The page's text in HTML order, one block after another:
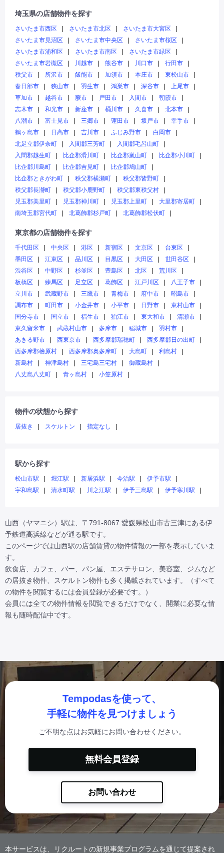
埼玉県の店舗物件を探す
さいたま市西区 さいたま市北区
さいたま市大宮区
さいたま市見沼区
さいたま市中央区
さいたま市桜区
さいたま市浦和区
さいたま市南区
さいたま市緑区
さいたま市岩槻区
川越市 熊谷市 川口市
行田市
秩父市
所沢市 飯能市 加須市 本庄市
東松山市
春日部市
狭山市 羽生市 鴻巣市 深谷市
上尾市
草加市
越谷市 蕨市 戸田市 入間市
朝霞市
志木市
和光市 新座市 桶川市 久喜市
北本市
八潮市
富士見市 三郷市 蓮田市 坂戸市
幸手市
鶴ヶ島市
日高市 吉川市 ふじみ野市
白岡市
北足立郡伊奈町
入間郡三芳町
入間郡毛呂山町
入間郡越生町
比企郡滑川町 比企郡嵐山町
比企郡小川町
比企郡川島町
比企郡吉見町
比企郡鳩山町
比企郡ときがわ町
秩父郡横瀬町
秩父郡皆野町
秩父郡長瀞町
秩父郡小鹿野町
秩父郡東秩父村
児玉郡美里町
児玉郡神川町 児玉郡上里町
大里郡寄居町
南埼玉郡宮代町
北葛飾郡杉戸町 北葛飾郡松伏町
東京都の店舗物件を探す
千代田区 中央区 港区 新宿区 文京区
台東区
墨田区
江東区 品川区 目黒区 大田区
世田谷区
渋谷区
中野区 杉並区 豊島区 北区
荒川区
板橋区
練馬区 足立区 葛飾区 江戸川区
八王子市
立川市
武蔵野市 三鷹市 青梅市 府中市
昭島市
調布市
町田市 小金井市 小平市 日野市
東村山市
国分寺市
国立市 福生市 狛江市 東大和市
清瀬市
東久留米市
武蔵村山市 多摩市 稲城市
羽村市
あきる野市
西東京市 西多摩郡瑞穂町
西多摩郡日の出町
西多摩郡檜原村
西多摩郡奥多摩町 大島町
利島村
新島村
神津島村 三宅島三宅村
御蔵島村
八丈島八丈町
青ヶ島村 小笠原村
物件の状態から探す
居抜き スケルトン 指定なし
駅から探す
松山市駅 堀江駅 新居浜駅 今治駅
伊予市駅
宇和島駅
清水町駅 川之江駅 伊予三島駅 伊予寒川駅
山西（ヤマニシ）駅は、〒791-8067 愛媛県松山市古三津にある伊
予鉄道高浜線などが通る駅です。
このページでは山西駅の店舗賃貸の物件情報の一部を表示していま
す。
飲食店、カフェ、バー、パン屋、エステサロン、美容室、ジムなど
の居抜き物件、スケルトン物件も多く掲載されています。（すべて
の物件を閲覧するには会員登録が必要です。）
会員には全ての物件情報を閲覧できるだけでなく、開業に必要な情
報も随時配信中です。
Tempodasを使って、
手軽に物件を見つけましょう
ご不明な点はお気軽にお問い合わせください。
無料会員登録
お問い合わせ
本サービスは、リクルートの新規事業プログラムを通じて提案され